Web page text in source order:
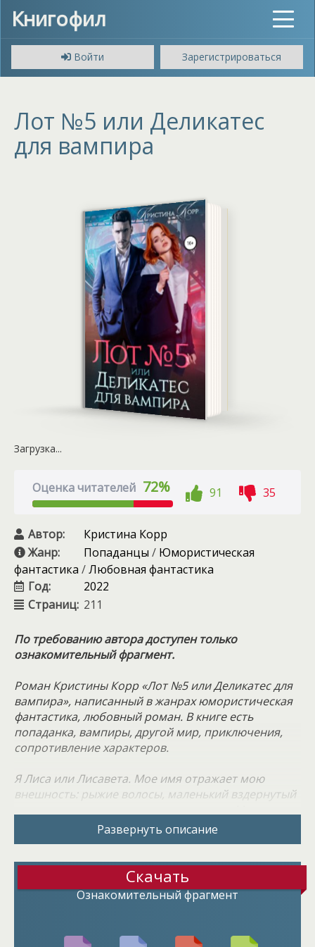
Книгофил
Toggle
Войти
Зарегистрироваться
Лот №5 или Деликатес
для вампира
Загрузка...
Оценка читателей 72% 91 35
Автор:
Кристина Корр
Жанр:
Попаданцы / Юмористическая
фантастика /Любовная фантастика
Год:
2022
Страниц: 211
По требованию автора доступен только
ознакомительный фрагмент.
Роман Кристины Корр «Лот №5 или Деликатес для
вампира», написанный в жанрах юмористическая
фантастика, любовный роман. В книге есть
попаданка, вампиры, другой мир, приключения,
сопротивление характеров.
Я Лиса или Лисавета. Мое имя отражает мою
внешность: рыжие волосы, маленький вздернутый
было бы подумать, что я эльфийка. Удача – это моё
второе «я». Мне повезло появиться на свет 1
в котором случился пожар, вовремя заболеть,
перед сложным экзаменом или серьёзной
проверкой на работе и, самое главное, – выйти
думала, согласившись на бракосочетание с ним.
Развернуть описание
Скачать
Ознакомительный фрагмент